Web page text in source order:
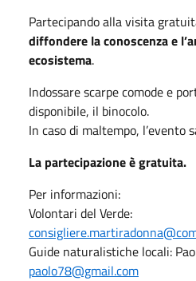
Partecipando alla visita
diffondere la conoscenza e
ecosistema.
Indossare scarpe comode e
disponibile, il binocolo.
In caso di maltempo, l’evento
La partecipazione è gratuita.
Per informazioni:
Volontari del Verde:
Guide naturalistiche locali:
paolo78@gmail.com